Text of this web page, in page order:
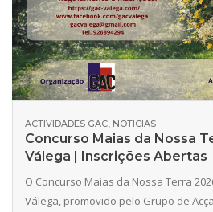
ACTIVIDADES GAC, NOTICIAS
Concurso Maias da Nossa
Válega | Inscrições Abertas
O Concurso Maias da Nossa Terra
Válega, promovido pelo Grupo de